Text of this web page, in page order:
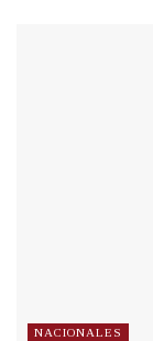
NACIONALES